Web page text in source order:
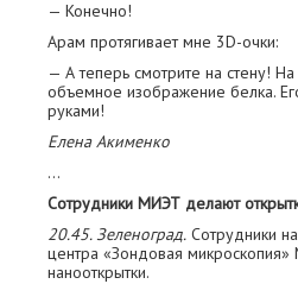
— Конечно!
Арам протягивает мне 3D-очки:
— А теперь смотрите на стену!
объемное изображение белка.
руками!
Елена Акименко
…
Сотрудники МИЭТ делают
20.45. Зеленоград. Сотрудники
центра «Зондовая
нанооткрытки.